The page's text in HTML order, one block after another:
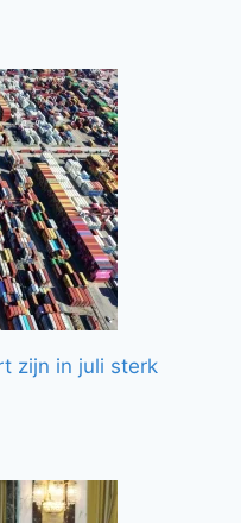
zijn in juli sterk